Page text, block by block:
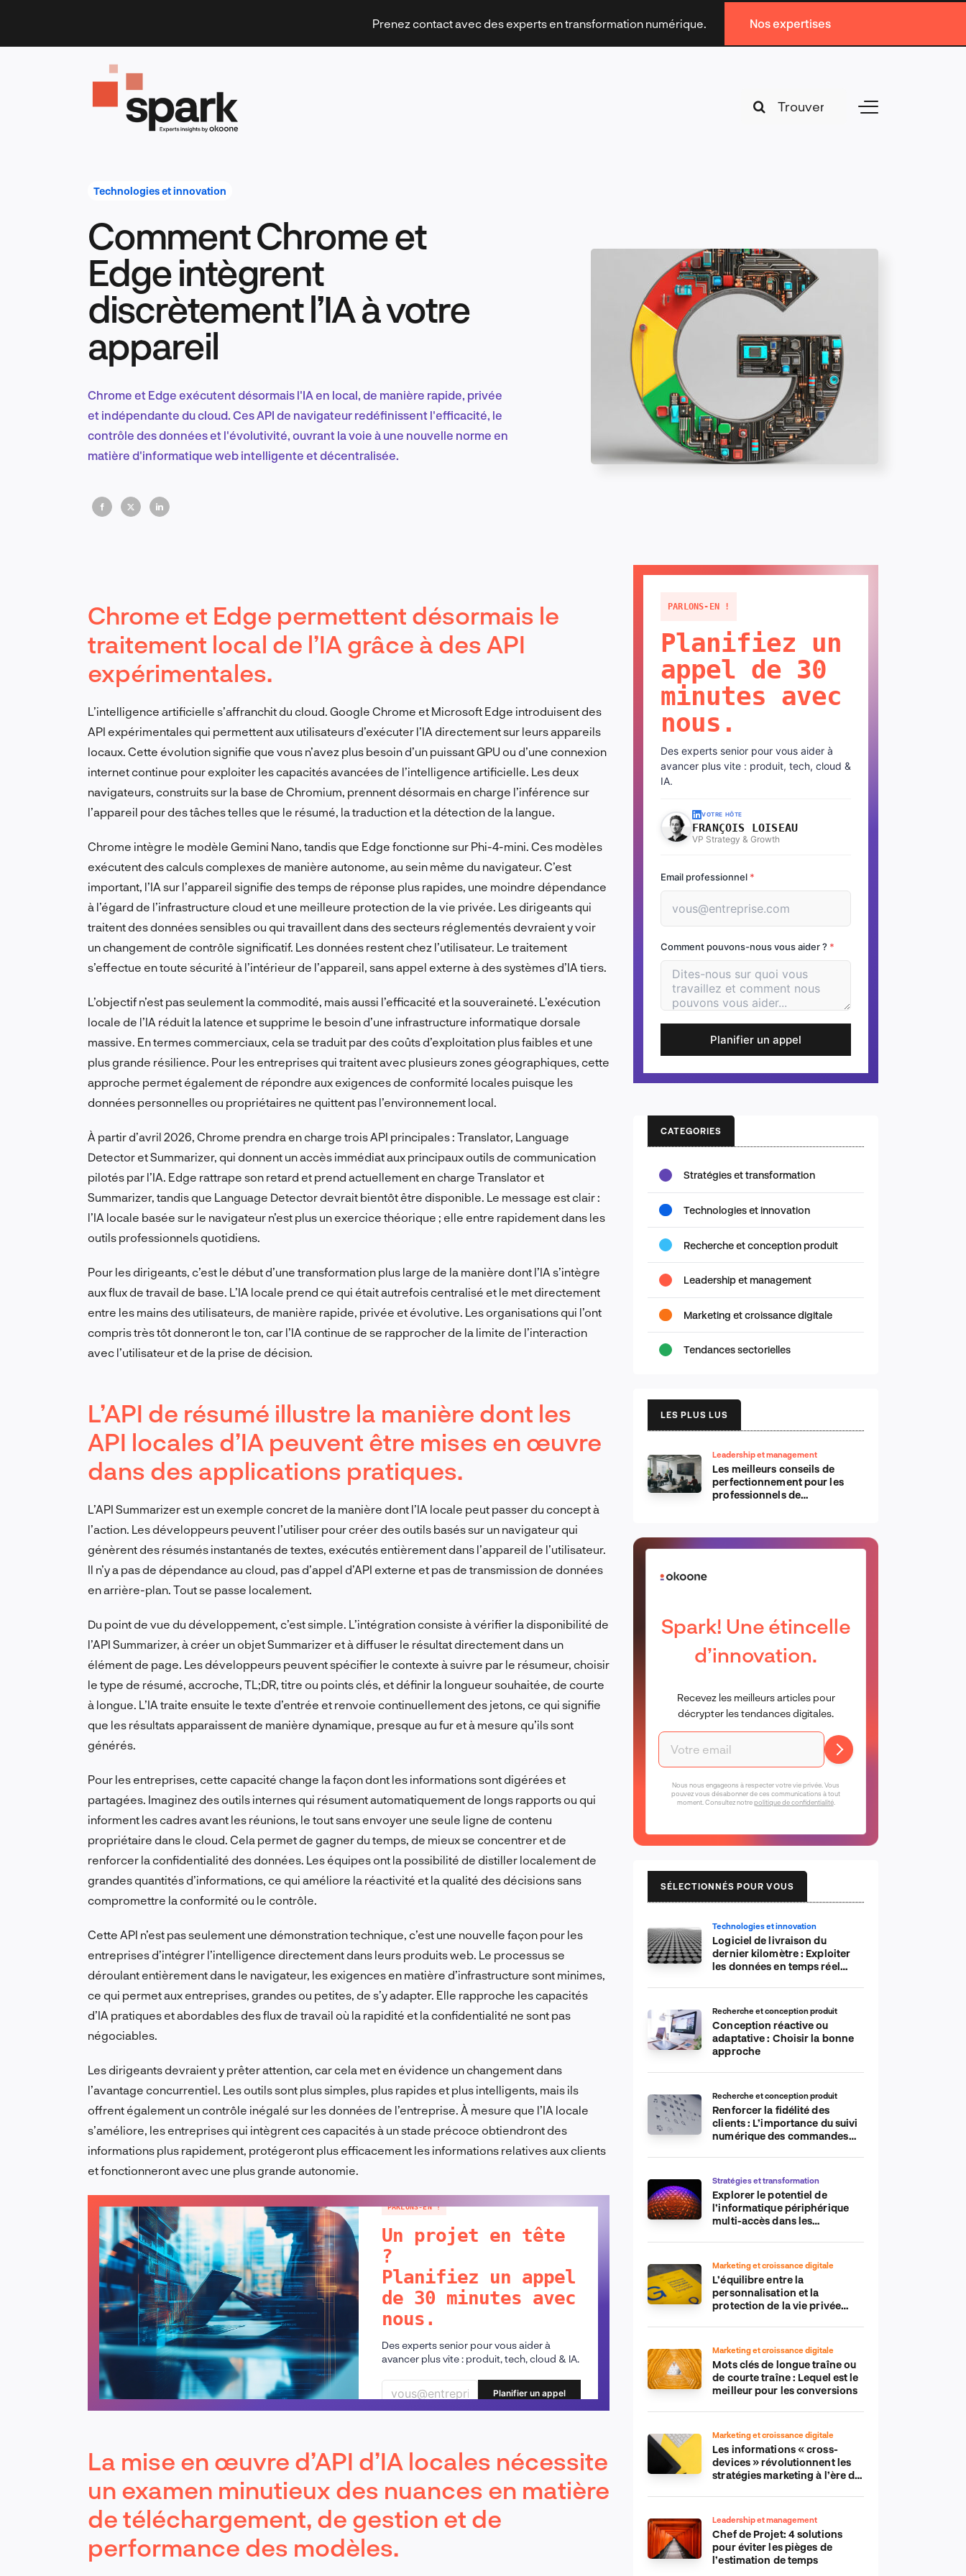
content
Prenez contact avec des experts en transformation numérique. Nos expertises
Toggle
Technologies et innovation
Leadership et management
Recherche et conception produit
Technologies et innovation
Comment Chrome et
Edge intègrent
discrètement l’IA à votre
appareil
Chrome et Edge exécutent désormais l'IA en local, de manière rapide, privée
et indépendante du cloud. Ces API de navigateur redéfinissent l'efficacité, le
contrôle des données et l'évolutivité, ouvrant la voie à une nouvelle norme en
matière d'informatique web intelligente et décentralisée.
Chrome et Edge permettent désormais le
traitement local de l’IA grâce à des API
expérimentales.
L’intelligence artificielle s’affranchit du cloud. Google Chrome et Microsoft Edge introduisent des
API expérimentales qui permettent aux utilisateurs d’exécuter l’IA directement sur leurs appareils
locaux. Cette évolution signifie que vous n’avez plus besoin d’un puissant GPU ou d’une connexion
internet continue pour exploiter les capacités avancées de l’intelligence artificielle. Les deux
navigateurs, construits sur la base de Chromium, prennent désormais en charge l’inférence sur
l’appareil pour des tâches telles que le résumé, la traduction et la détection de la langue.
Chrome intègre le modèle Gemini Nano, tandis que Edge fonctionne sur Phi-4-mini. Ces modèles
exécutent des calculs complexes de manière autonome, au sein même du navigateur. C’est
important, l’IA sur l’appareil signifie des temps de réponse plus rapides, une moindre dépendance
à l’égard de l’infrastructure cloud et une meilleure protection de la vie privée. Les dirigeants qui
traitent des données sensibles ou qui travaillent dans des secteurs réglementés devraient y voir
un changement de contrôle significatif. Les données restent chez l’utilisateur. Le traitement
s’effectue en toute sécurité à l’intérieur de l’appareil, sans appel externe à des systèmes d’IA tiers.
L’objectif n’est pas seulement la commodité, mais aussi l’efficacité et la souveraineté. L’exécution
locale de l’IA réduit la latence et supprime le besoin d’une infrastructure informatique dorsale
massive. En termes commerciaux, cela se traduit par des coûts d’exploitation plus faibles et une
plus grande résilience. Pour les entreprises qui traitent avec plusieurs zones géographiques, cette
approche permet également de répondre aux exigences de conformité locales puisque les
données personnelles ou propriétaires ne quittent pas l’environnement local.
À partir d’avril 2026, Chrome prendra en charge trois API principales : Translator, Language
Detector et Summarizer, qui donnent un accès immédiat aux principaux outils de communication
pilotés par l’IA. Edge rattrape son retard et prend actuellement en charge Translator et
Summarizer, tandis que Language Detector devrait bientôt être disponible. Le message est clair :
l’IA locale basée sur le navigateur n’est plus un exercice théorique ; elle entre rapidement dans les
outils professionnels quotidiens.
Pour les dirigeants, c’est le début d’une transformation plus large de la manière dont l’IA s’intègre
aux flux de travail de base. L’IA locale prend ce qui était autrefois centralisé et le met directement
entre les mains des utilisateurs, de manière rapide, privée et évolutive. Les organisations qui l’ont
compris très tôt donneront le ton, car l’IA continue de se rapprocher de la limite de l’interaction
avec l’utilisateur et de la prise de décision.
L’API de résumé illustre la manière dont les
API locales d’IA peuvent être mises en œuvre
dans des applications pratiques.
L’API Summarizer est un exemple concret de la manière dont l’IA locale peut passer du concept à
l’action. Les développeurs peuvent l’utiliser pour créer des outils basés sur un navigateur qui
génèrent des résumés instantanés de textes, exécutés entièrement dans l’appareil de l’utilisateur.
Il n’y a pas de dépendance au cloud, pas d’appel d’API externe et pas de transmission de données
en arrière-plan. Tout se passe localement.
Du point de vue du développement, c’est simple. L’intégration consiste à vérifier la disponibilité de
l’API Summarizer, à créer un objet Summarizer et à diffuser le résultat directement dans un
élément de page. Les développeurs peuvent spécifier le contexte à suivre par le résumeur, choisir
le type de résumé, accroche, TL;DR, titre ou points clés, et définir la longueur souhaitée, de courte
à longue. L’IA traite ensuite le texte d’entrée et renvoie continuellement des jetons, ce qui signifie
que les résultats apparaissent de manière dynamique, presque au fur et à mesure qu’ils sont
générés.
Pour les entreprises, cette capacité change la façon dont les informations sont digérées et
partagées. Imaginez des outils internes qui résument automatiquement de longs rapports ou qui
informent les cadres avant les réunions, le tout sans envoyer une seule ligne de contenu
propriétaire dans le cloud. Cela permet de gagner du temps, de mieux se concentrer et de
renforcer la confidentialité des données. Les équipes ont la possibilité de distiller localement de
grandes quantités d’informations, ce qui améliore la réactivité et la qualité des décisions sans
compromettre la conformité ou le contrôle.
Cette API n’est pas seulement une démonstration technique, c’est une nouvelle façon pour les
entreprises d’intégrer l’intelligence directement dans leurs produits web. Le processus se
déroulant entièrement dans le navigateur, les exigences en matière d’infrastructure sont minimes,
ce qui permet aux entreprises, grandes ou petites, de s’y adapter. Elle rapproche les capacités
d’IA pratiques et abordables des flux de travail où la rapidité et la confidentialité ne sont pas
négociables.
Les dirigeants devraient y prêter attention, car cela met en évidence un changement dans
l’avantage concurrentiel. Les outils sont plus simples, plus rapides et plus intelligents, mais ils
offrent également un contrôle inégalé sur les données de l’entreprise. À mesure que l’IA locale
s’améliore, les entreprises qui intègrent ces capacités à un stade précoce obtiendront des
informations plus rapidement, protégeront plus efficacement les informations relatives aux clients
et fonctionneront avec une plus grande autonomie.
PARLONS-EN !
Un projet en tête
?
Planifiez un appel
de 30 minutes avec
nous.
Des experts senior pour vous aider à
avancer plus vite : produit, tech, cloud & IA.
Planifier un appel
La mise en œuvre d’API d’IA locales nécessite
un examen minutieux des nuances en matière
de téléchargement, de gestion et de
performance des modèles.
PARLONS-EN !
Planifiez un
appel de 30
minutes avec
nous.
Des experts senior pour vous aider à
avancer plus vite : produit, tech, cloud &
IA.
VOTRE HÔTE
FRANÇOIS LOISEAU
VP Strategy & Growth
Email professionnel *
Comment pouvons-nous vous aider ? *
Planifier un appel
CATEGORIES
Stratégies et transformation
Technologies et innovation
Recherche et conception produit
Leadership et management
Marketing et croissance digitale
Tendances sectorielles
LES PLUS LUS
Leadership et management
Les meilleurs conseils de
perfectionnement pour les
professionnels de
Spark! Une étincelle
d’innovation.
Recevez les meilleurs articles pour
décrypter les tendances digitales.
Nous nous engageons à respecter votre vie privée. Vous
pouvez vous désabonner de ces communications à tout
moment. Consultez notrepolitique de confidentialité.
SÉLECTIONNÉS POUR VOUS
Technologies et innovation
Logiciel de livraison du
dernier kilomètre : Exploiter
les données en temps réel
Recherche et conception produit
Conception réactive ou
adaptative : Choisir la bonne
approche
Recherche et conception produit
Renforcer la fidélité des
clients : L’importance du suivi
numérique des commandes
commerce électronique
Stratégies et transformation
Explorer le potentiel de
l’informatique périphérique
multi-accès dans les
Marketing et croissance digitale
L’équilibre entre la
personnalisation et la
protection de la vie privée
Marketing et croissance digitale
Mots clés de longue traîne ou
de courte traîne : Lequel est le
meilleur pour les conversions
Marketing et croissance digitale
Les informations « cross-
devices » révolutionnent les
stratégies marketing à l’ère du
Leadership et management
Chef de Projet: 4 solutions
pour éviter les pièges de
l’estimation de temps